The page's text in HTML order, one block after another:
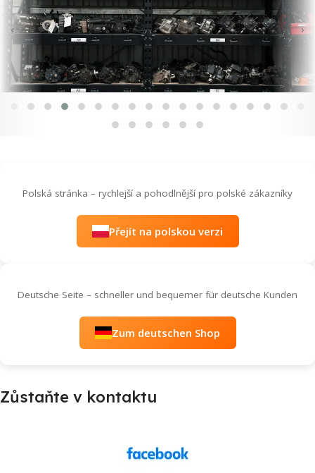
‹ ›
Polská stránka – rychlejší a pohodlnější pro polské zákazníky
Přejít na polskou verzi
Deutsche Seite – schneller und bequemer für deutsche Kunden
Zum deutschen Shop
Zůstaňte v kontaktu